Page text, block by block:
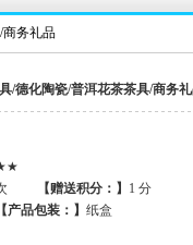
商务礼品
/德化陶瓷/普洱花茶茶具/商务
次 【赠送积分：】
1 分
品包装：】 纸盒